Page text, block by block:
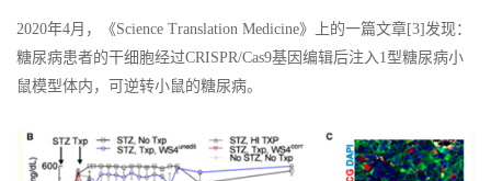
2020年4月，《Science Translation Medicine》上的一篇文章[3]发现：
糖尿病患者的干细胞经过CRISPR/Cas9基因编辑后注入1型糖尿病小
鼠模型体内，可逆转小鼠的糖尿病。